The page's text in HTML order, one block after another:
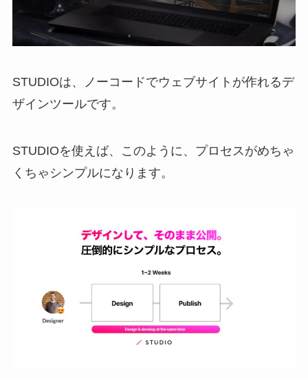
STUDIOは、ノーコードでウェブサイトが作れるデ
ザインツールです。
STUDIOを使えば、このように、プロセスがめちゃ
くちゃシンプルになります。